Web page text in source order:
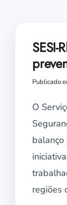
Publicado
O
balanço
regiões